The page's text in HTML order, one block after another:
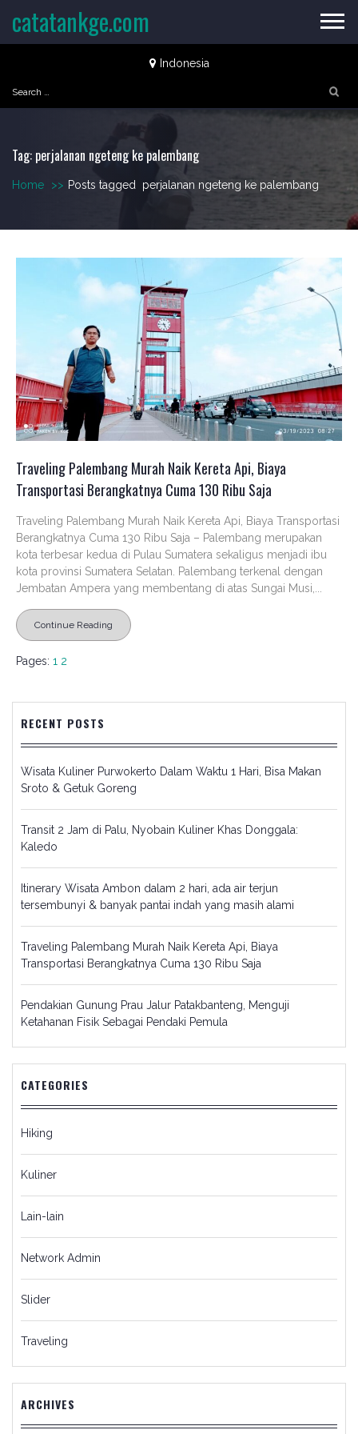
Indonesia
Search
for:
catatankge.com
Tag: perjalanan ngeteng ke palembang
Home >> Posts tagged perjalanan ngeteng ke palembang
Traveling Palembang Murah Naik Kereta Api, Biaya
Transportasi Berangkatnya Cuma 130 Ribu Saja
Traveling Palembang Murah Naik Kereta Api, Biaya Transportasi
Berangkatnya Cuma 130 Ribu Saja – Palembang merupakan
kota terbesar kedua di Pulau Sumatera sekaligus menjadi ibu
kota provinsi Sumatera Selatan. Palembang terkenal dengan
Jembatan Ampera yang membentang di atas Sungai Musi,...
Continue Reading
Pages: 1 2
RECENT POSTS
Wisata Kuliner Purwokerto Dalam Waktu 1 Hari, Bisa Makan
Sroto & Getuk Goreng
Transit 2 Jam di Palu, Nyobain Kuliner Khas Donggala:
Kaledo
Itinerary Wisata Ambon dalam 2 hari, ada air terjun
tersembunyi & banyak pantai indah yang masih alami
Traveling Palembang Murah Naik Kereta Api, Biaya
Transportasi Berangkatnya Cuma 130 Ribu Saja
Pendakian Gunung Prau Jalur Patakbanteng, Menguji
Ketahanan Fisik Sebagai Pendaki Pemula
CATEGORIES
Hiking
Kuliner
Lain-lain
Network Admin
Slider
Traveling
ARCHIVES